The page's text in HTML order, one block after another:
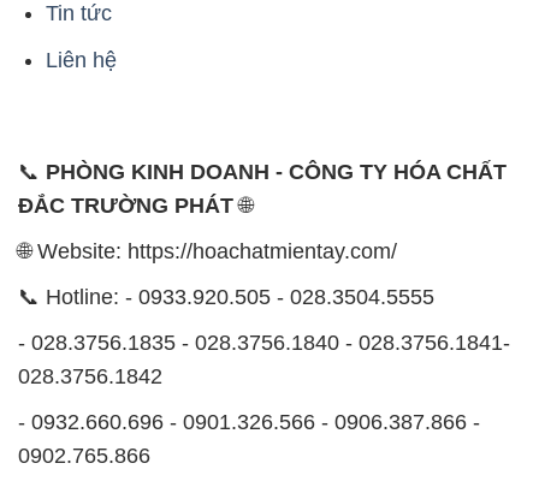
Tin tức
Liên hệ
📞 PHÒNG KINH DOANH - CÔNG TY HÓA CHẤT
ĐẮC TRƯỜNG PHÁT🌐
🌐 Website: https://hoachatmientay.com/
📞 Hotline: - 0933.920.505 - 028.3504.5555
- 028.3756.1835 - 028.3756.1840 - 028.3756.1841-
028.3756.1842
- 0932.660.696 - 0901.326.566 - 0906.387.866 -
0902.765.866